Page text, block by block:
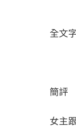
全文
簡評
女主